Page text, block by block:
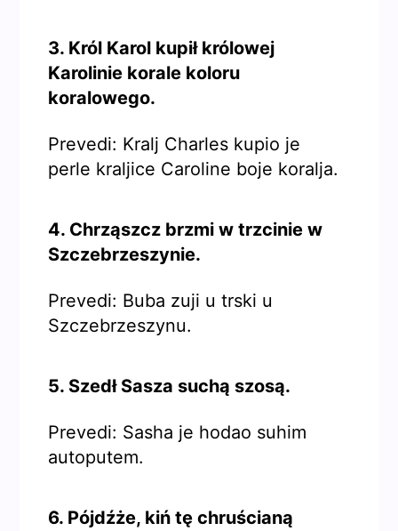
3. Król Karol kupił królowej
Karolinie korale koloru
koralowego.
Prevedi: Kralj Charles kupio je
perle kraljice Caroline boje koralja.
4. Chrząszcz brzmi w trzcinie w
Szczebrzeszynie.
Prevedi: Buba zuji u trski u
Szczebrzeszynu.
5. Szedł Sasza suchą szosą.
Prevedi: Sasha je hodao suhim
autoputem.
6. Pójdźże, kiń tę chruścianą